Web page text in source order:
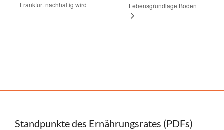
Frankfurt nachhaltig wird
Lebensgrundlage Boden
Standpunkte des Ernährungsrates (PDFs)